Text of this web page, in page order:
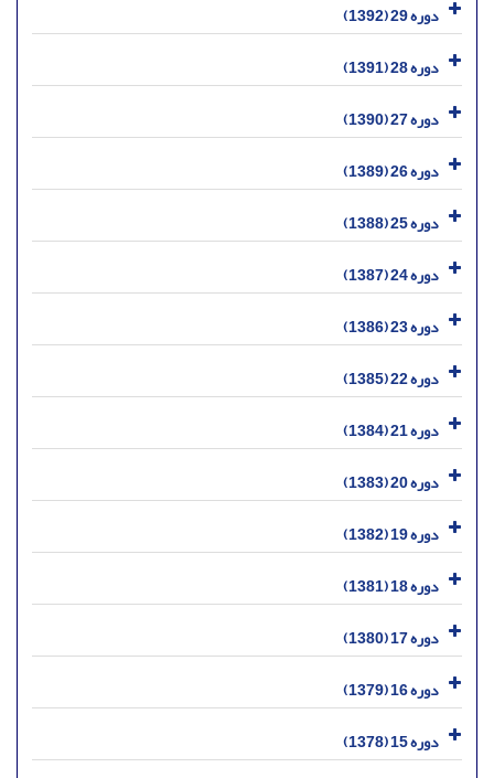
دوره 29 (1392)
دوره 28 (1391)
دوره 27 (1390)
دوره 26 (1389)
دوره 25 (1388)
دوره 24 (1387)
دوره 23 (1386)
دوره 22 (1385)
دوره 21 (1384)
دوره 20 (1383)
دوره 19 (1382)
دوره 18 (1381)
دوره 17 (1380)
دوره 16 (1379)
دوره 15 (1378)